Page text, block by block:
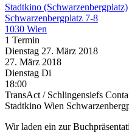
Stadtkino (Schwarzenbergplatz)
Schwarzenbergplatz 7-8
1030 Wien
1 Termin
Dienstag 27. März 2018
27. März 2018
Dienstag Di
18:00
TransAct / Schlingensiefs
Stadtkino Wien
Wir laden ein zur